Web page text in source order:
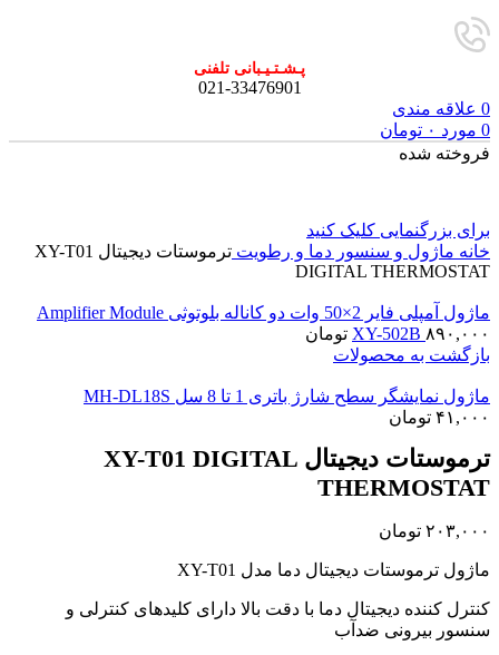
پـشـتـیـبانی تلفنی
021-33476901
0 علاقه مندی
0 مورد ۰ تومان
فروخته شده
برای بزرگنمایی کلیک کنید
خانه ماژول و سنسور دما و رطویت
ترموستات دیجیتال XY-T01
DIGITAL THERMOSTAT
ماژول آمپلی فایر 2×50 وات دو کاناله بلوتوثی Amplifier Module
XY-502B ۸۹۰,۰۰۰
تومان
بازگشت به محصولات
ماژول نمایشگر سطح شارژ باتری 1 تا 8 سل MH-DL18S
۴۱,۰۰۰ تومان
ترموستات دیجیتال XY-T01 DIGITAL
THERMOSTAT
۲۰۳,۰۰۰ تومان
ماژول ترموستات دیجیتال دما مدل XY-T01
کنترل کننده دیجیتال دما با دقت بالا دارای کلیدهای کنترلی و
سنسور بیرونی ضدآب